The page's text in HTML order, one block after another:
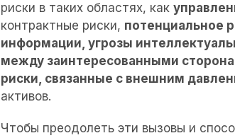
риски в таких областях, как
контрактные риски, потенциальное
информации, угрозы
между заинтересованными
риски, связанные с внешним
активов.
Чтобы преодолеть эти вызовы и